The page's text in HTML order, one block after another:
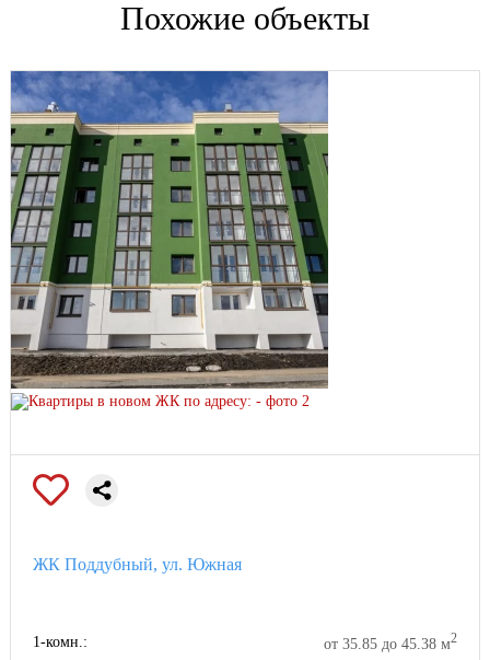
Похожие объекты
ЖК Поддубный, ул. Южная
1-комн.: от 35.85 до 45.38 м2